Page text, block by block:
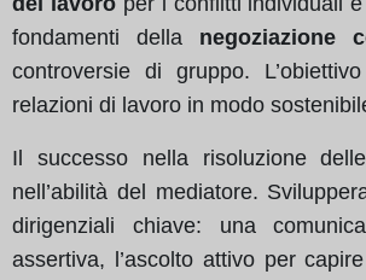
fondamenti della negoziazione
controversie di gruppo.
relazioni di lavoro in modo
Il successo nella risoluzione
nell’abilità del mediatore.
dirigenziali chiave: una
assertiva, l’ascolto attivo per